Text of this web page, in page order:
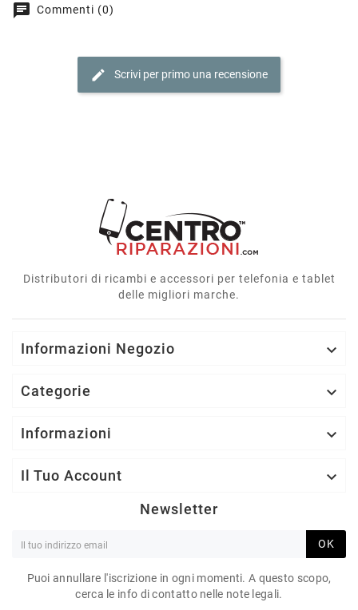
chat Commenti (0)
edit Scrivi per primo una recensione
Distributori di ricambi e accessori per telefonia e tablet
delle migliori marche.
Informazioni Negozio 
Categorie 
Informazioni 
Il Tuo Account 
Newsletter
OK
Puoi annullare l'iscrizione in ogni momenti. A questo scopo,
cerca le info di contatto nelle note legali.